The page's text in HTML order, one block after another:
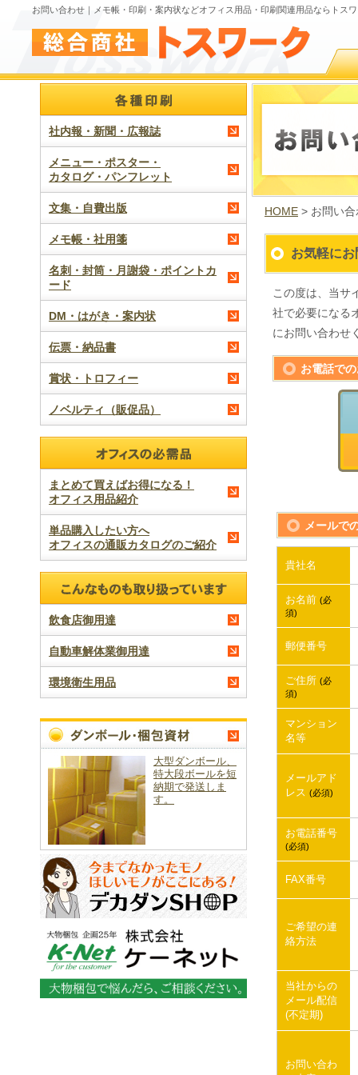
お問い合わせ｜メモ帳・印刷・案内状などオフィス用品・印刷関連用品ならトス
HOME > お問い合
お気軽に
この度は、当サ
社で必要になる
にお問い合わせ
お電話で
メールで
貴社名
お名前 (必
須)
郵便番号
ご住所 (必
須)
マンション
名等
メールアド
レス (必須)
お電話番号
(必須)
FAX番号
ご希望の連
絡方法
当社からの
メール配信
(不定期)
お問い合わ
社内報・新聞・広報誌
メニュー・ポスター・
カタログ・パンフレット
文集・自費出版
メモ帳・社用箋
名刺・封筒・月謝袋・ポイントカ
ード
DM・はがき・案内状
伝票・納品書
賞状・トロフィー
ノベルティ（販促品）
まとめて買えばお得になる！
オフィス用品紹介
単品購入したい方へ
オフィスの通販カタログのご紹介
飲食店御用達
自動車解体業御用達
環境衛生用品
大型ダンボール、
特大段ボールを短
納期で発送しま
す。